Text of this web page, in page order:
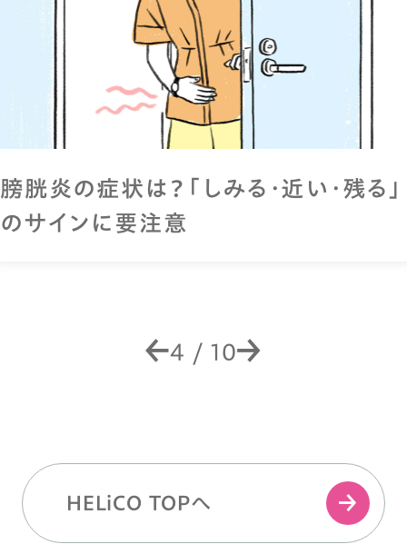
膀胱炎の症状は？「しみる・近い・残る」
のサインに要注意
4 / 10
HELiCO TOPへ